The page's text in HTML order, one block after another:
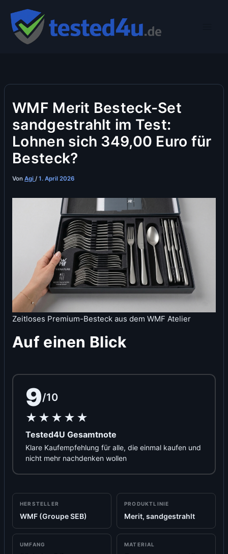
Inhalt
springen
WMF Merit Besteck-Set
sandgestrahlt im Test:
Lohnen sich 349,00 Euro für
Besteck?
VonAgi/1. April 2026
Zeitloses Premium-Besteck aus dem WMF Atelier
Auf einen Blick
9/10
★★★★★
Tested4U Gesamtnote
Klare Kaufempfehlung für alle, die einmal kaufen und
nicht mehr nachdenken wollen
HERSTELLER
WMF (Groupe SEB)
PRODUKTLINIE
Merit, sandgestrahlt
UMFANG MATERIAL